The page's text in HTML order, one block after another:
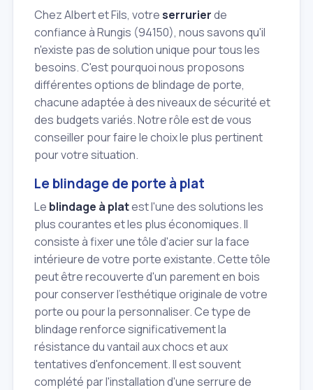
Chez Albert et Fils, votreserrurierde
confiance à Rungis (94150), nous savons qu'il
n'existe pas de solution unique pour tous les
besoins. C'est pourquoi nous proposons
différentes options de blindage de porte,
chacune adaptée à des niveaux de sécurité et
des budgets variés. Notre rôle est de vous
conseiller pour faire le choix le plus pertinent
pour votre situation.
Le blindage de porte à plat
Le blindage à platest l'une des solutions les
plus courantes et les plus économiques. Il
consiste à fixer une tôle d'acier sur la face
intérieure de votre porte existante. Cette tôle
peut être recouverte d'un parement en bois
pour conserver l'esthétique originale de votre
porte ou pour la personnaliser. Ce type de
blindage renforce significativement la
résistance du vantail aux chocs et aux
tentatives d'enfoncement. Il est souvent
complété par l'installation d'une serrure de